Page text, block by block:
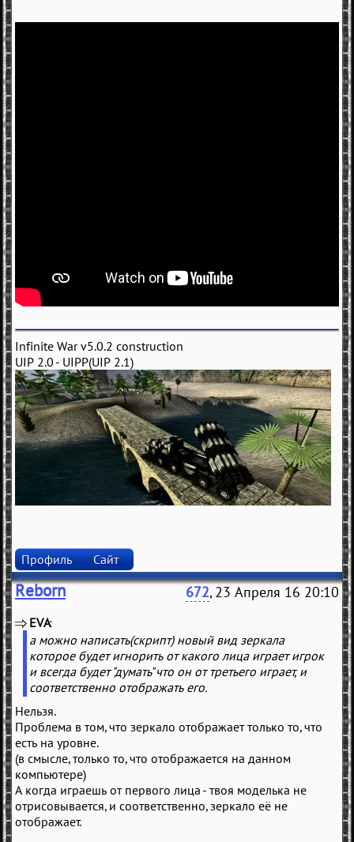
Infinite War v5.0.2 construction
UIP 2.0 - UIPP(UIP 2.1)
Профиль Сайт
Reborn 672, 23 Апреля 16 20:10
EVA
а можно написать(скрипт) новый вид зеркала
которое будет игнорить от какого лица играет игрок
и всегда будет "думать" что он от третьего играет, и
соответственно отображать его.
Нельзя.
Проблема в том, что зеркало отображает только то, что
есть на уровне.
(в смысле, только то, что отображается на данном
компьютере)
А когда играешь от первого лица - твоя моделька не
отрисовывается, и соответственно, зеркало её не
отображает.